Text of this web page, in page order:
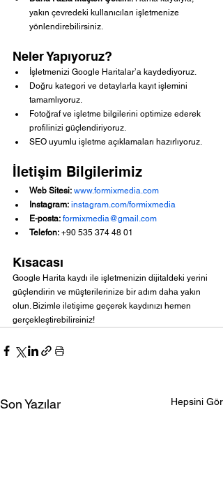
yakın çevredeki kullanıcıları işletmenize
yönlendirebilirsiniz.
Neler Yapıyoruz?
İşletmenizi Google Haritalar’a kaydediyoruz.
Doğru kategori ve detaylarla kayıt işlemini
tamamlıyoruz.
Fotoğraf ve işletme bilgilerini optimize ederek
profilinizi güçlendiriyoruz.
SEO uyumlu işletme açıklamaları hazırlıyoruz.
İletişim Bilgilerimiz
Web Sitesi: www.formixmedia.com
Instagram: instagram.com/formixmedia
E-posta: formixmedia@gmail.com
Telefon: +90 535 374 48 01
Kısacası
Google Harita kaydı ile işletmenizin dijitaldeki yerini
güçlendirin ve müşterilerinize bir adım daha yakın
olun. Bizimle iletişime geçerek kaydınızı hemen
gerçekleştirebilirsiniz!
Son Yazılar Hepsini Gör